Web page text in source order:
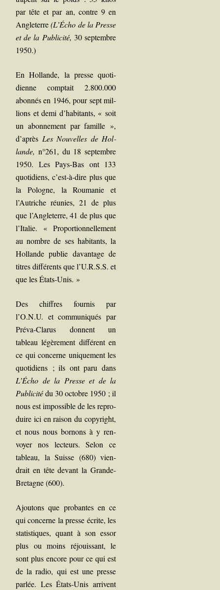
par tête et par an, contre 9 en
Angle­terre(L’Écho de la Presse
et de la Publi­ci­té, 30 sep­tembre
1950.)
En Hol­lande, la presse quo­ti­
dienne comp­tait 2.800.000
abon­nés en 1946, pour sept mil­
lions et demi d’habitants, « soit
un abon­ne­ment par famille »,
d’après Les Nou­velles de Hol­
lande, n°261, du 18 sep­tembre
1950. Les Pays-Bas ont 133
quo­ti­diens, c’est-à-dire plus que
la Pologne, la Rou­ma­nie et
l’Autriche réunies, 21 de plus
que l’Angleterre, 41 de plus que
l’Italie. « Pro­por­tion­nel­le­ment
au nombre de ses habi­tants, la
Hol­lande publie davan­tage de
titres dif­fé­rents que l’U.R.S.S. et
que les États-Unis. »
Des chiffres four­nis par
l’O.N.U. et com­mu­ni­qués par
Pré­va-Cla­rus donnent un
tableau légè­re­ment dif­fé­rent en
ce qui concerne uni­que­ment les
quo­ti­diens ; ils ont paru dans
L’Écho de la Presse et de la
Publi­ci­tédu 30 octobre 1950 ; il
nous est impos­sible de les repro­
duire ici en rai­son du copy­right,
et nous nous bor­nons à y ren­
voyer nos lec­teurs. Selon ce
tableau, la Suisse (680) vien­
drait en tête devant la Grande-
Bre­tagne (600).
Ajou­tons que pro­bantes en ce
qui concerne la presse écrite, les
sta­tis­tiques, quant à son essor
plus ou moins réjouis­sant, le
sont plus encore pour ce qui est
de la radio, qui est une presse
par­lée. Les États-Unis arrivent